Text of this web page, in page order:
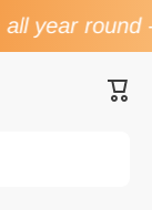
all year round